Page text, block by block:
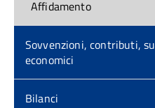
Affidamento
Sovvenzioni, contributi,
economici
Bilanci